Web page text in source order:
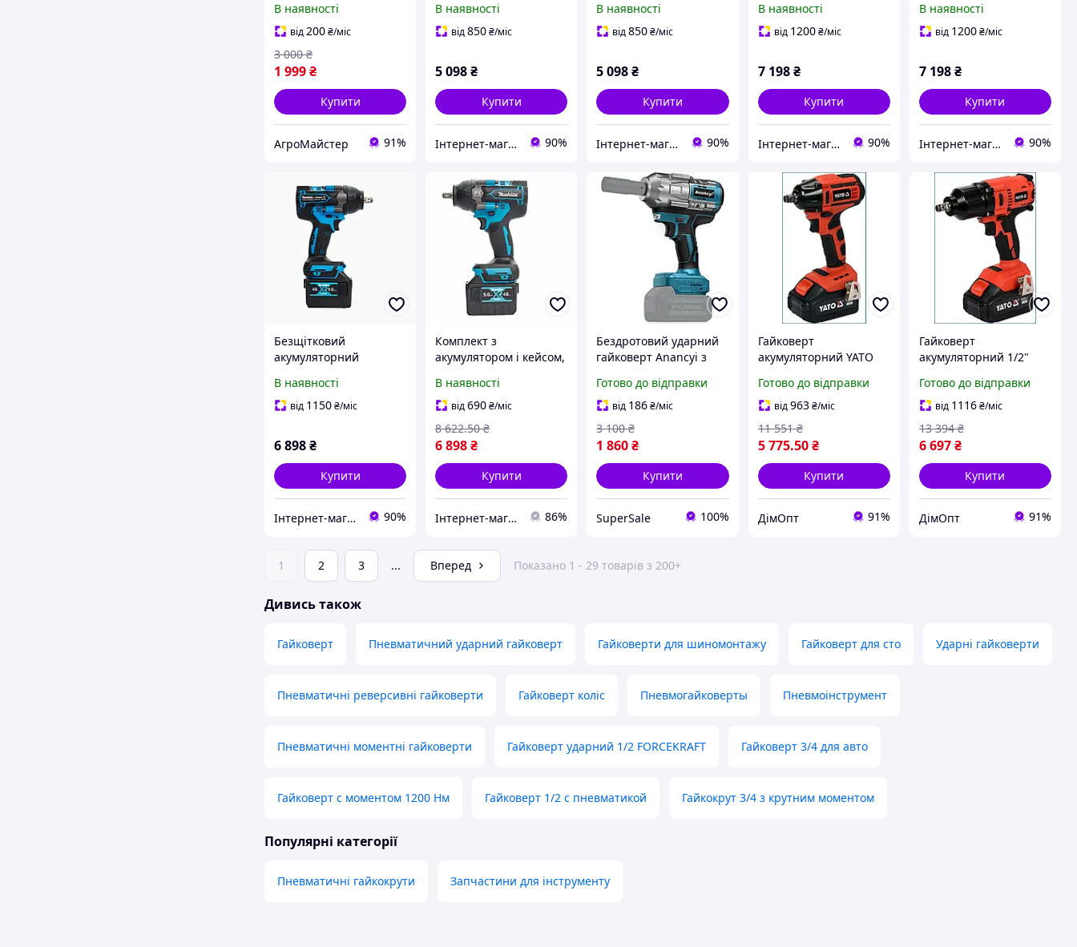
моментом 550 Нм 4
торцевими головками в
пластиковому кейсі
В наявності
від200₴/міс
1 999₴
3 000 ₴
Купити
АгроМайстер 91%
підсвіткою і крутним
моментом 500 Нм для
В наявності
від850₴/міс
5 098₴
Купити
Інтернет-магазин ALL CLOTHES 90%
безщітковий із високим
крутним моментом 500
В наявності
від850₴/міс
5 098₴
Купити
Інтернет-магазин ALL CLOTHES 90%
із набором аксесуарів і
крутним моментом
В наявності
від 1200 ₴/міс
7 198 ₴
Купити
Інтернет-магазин ALL CLOTHES 90%
з крутним моментом
1000 Нм і набором
В наявності
від 1200₴/міс
7 198₴
Купити
Інтернет-магазин ALL CLOTHES 90%
Безщітковий
акумуляторний
TW002GZ 48 V 9 Ah з
крутним моментом
професіоналів
В наявності
від 1150₴/міс
6 898₴
Купити
Інтернет-магазин ALL CLOTHES 90%
Комплект з
акумулятором і кейсом,
момент 1000 Нм,
безщітковий гайковерт
Makita TW002GZ
В наявності
від690₴/міс
6 898₴
8 622.50 ₴
Купити
Інтернет-магазин Cool Top 86%
Бездротовий ударний
гайковерт Anancyi з
моментом 1300 Нм для
вантажівок та
автомобілів
Готово до відправки
від 186₴/міс
1 860₴
3 100 ₴
Купити
SuperSale 100%
Гайковерт
акумуляторний YATO
у кейсі з
триступеневим
регулюванням
крутного моменту
Готово до відправки
від963 ₴/міс
5 775.50 ₴
11 551 ₴
Купити
ДімОпт 91%
Гайковерт
акумуляторний 1/2"
моментом 700 Нм
Готово до відправки
від 1116₴/міс
6 697₴
13 394 ₴
Купити
ДімОпт 91%
1 2 3 ... Вперед Показано 1 - 29 товарів з 200+
Дивись також
Гайковерт Пневматичний ударний гайковерт Гайковерти для шиномонтажу Гайковерт для сто Ударні гайковерти
Пневматичні реверсивні гайковерти Гайковерт коліс Пневмогайковерты Пневмоінструмент
Пневматичні моментні гайковерти Гайковерт ударний 1/2 FORCEKRAFT Гайковерт 3/4 для авто
Гайковерт с моментом 1200 Нм Гайковерт 1/2 с пневматикой Гайкокрут 3/4 з крутним моментом
Популярні категорії
Пневматичні гайкокрути Запчастини для інструменту